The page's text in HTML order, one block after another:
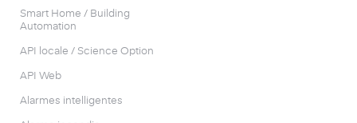
Smart Home / Building
Automation
API locale / Science Option
API Web
Alarmes intelligentes